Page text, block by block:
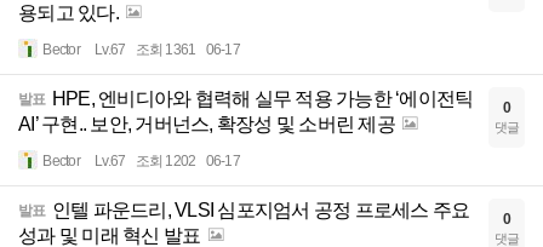
용되고 있다.
Bector Lv.67 조회 1361 06-17
발표 HPE, 엔비디아와 협력해 실무 적용 가능한 ‘에이전틱
AI’ 구현.. 보안, 거버넌스, 확장성 및 소버린 제공
Bector Lv.67 조회 1202 06-17
0
댓글
발표 인텔 파운드리, VLSI 심포지엄서 공정 프로세스 주요
성과 및 미래 혁신 발표
0
댓글